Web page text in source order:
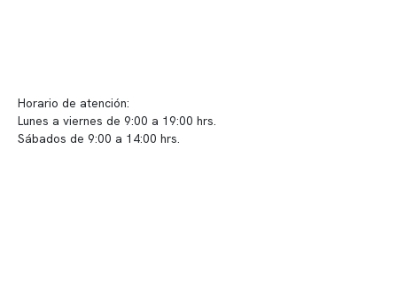
Horario de atención:
Lunes a viernes de 9:00 a 19:00 hrs.
Sábados de 9:00 a 14:00 hrs.